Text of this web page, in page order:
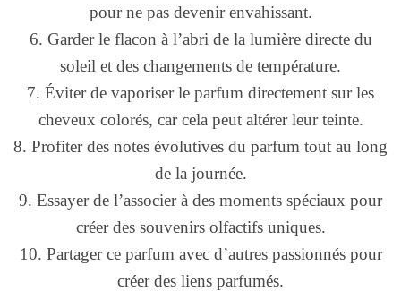
pour ne pas devenir envahissant.
6. Garder le flacon à l’abri de la lumière directe du
soleil et des changements de température.
7. Éviter de vaporiser le parfum directement sur les
cheveux colorés, car cela peut altérer leur teinte.
8. Profiter des notes évolutives du parfum tout au long
de la journée.
9. Essayer de l’associer à des moments spéciaux pour
créer des souvenirs olfactifs uniques.
10. Partager ce parfum avec d’autres passionnés pour
créer des liens parfumés.